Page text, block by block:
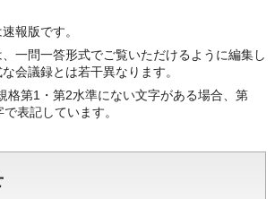
報版です。
、一問一答形式でご覧いただけるように編集し
会議録とは若干異なります。
格第1・第2水準にない文字がある場合、第
表記しています。